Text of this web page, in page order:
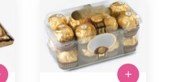
+